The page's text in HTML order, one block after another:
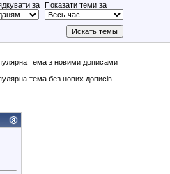
за Показати теми за
тема з новими дописами
тема без нових дописів